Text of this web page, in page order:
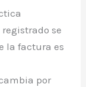
se
la factura es
por